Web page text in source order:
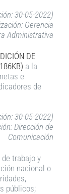
30-05-2022)
Gerencia
Administrativa
DE
a la
e
de
30-05-2022)
Dirección de
Comunicación
trabajo y
nacional o
públicos;